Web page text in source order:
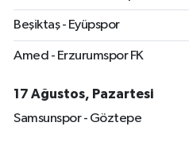
Beşiktaş - Eyüpspor
Amed - Erzurumspor FK
17 Ağustos, Pazartesi
Samsunspor - Göztepe